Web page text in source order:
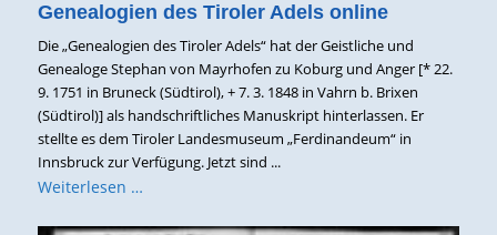
Genealogien des Tiroler Adels online
Die „Genealogien des Tiroler Adels“ hat der Geistliche und
Genealoge Stephan von Mayrhofen zu Koburg und Anger [* 22.
9. 1751 in Bruneck (Südtirol), + 7. 3. 1848 in Vahrn b. Brixen
(Südtirol)] als handschriftliches Manuskript hinterlassen. Er
stellte es dem Tiroler Landesmuseum „Ferdinandeum“ in
Innsbruck zur Verfügung. Jetzt sind ...
Weiterlesen …